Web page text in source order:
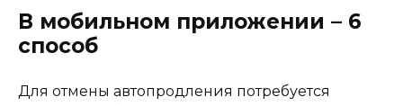
В мобильном приложении – 6
способ
Для отмены автопродления потребуется